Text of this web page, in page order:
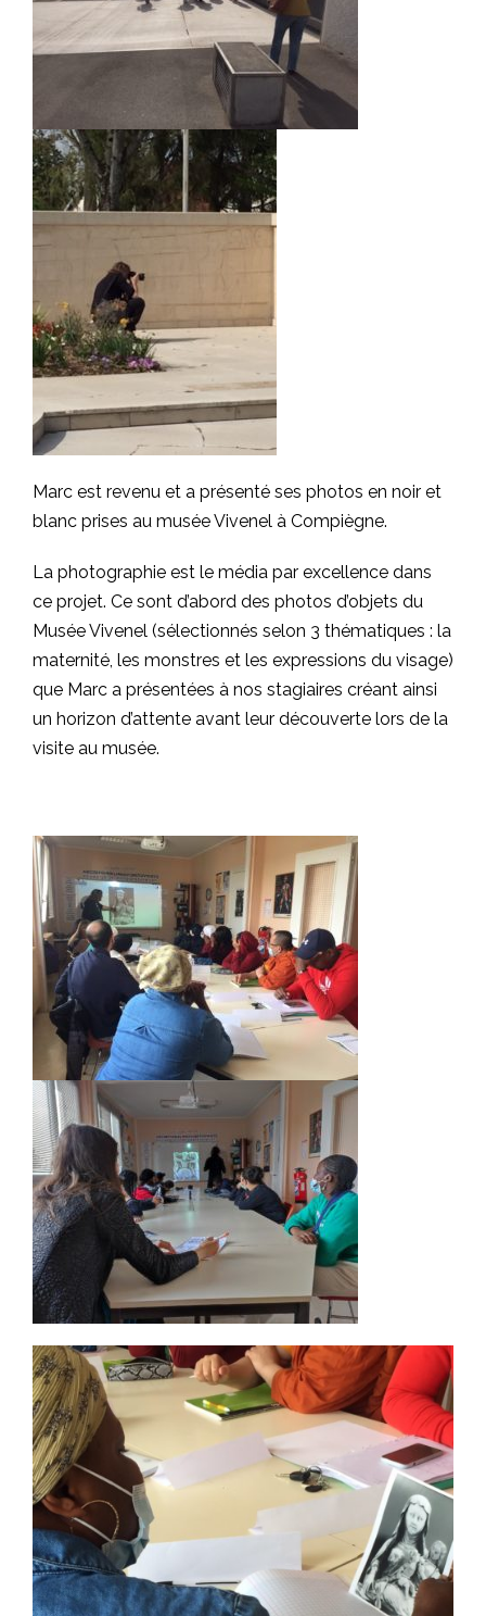
Marc est revenu et a présenté ses photos en noir et
blanc prises au musée Vivenel à Compiègne.
La photographie est le média par excellence dans
ce projet. Ce sont d’abord des photos d’objets du
Musée Vivenel (sélectionnés selon 3 thématiques : la
maternité, les monstres et les expressions du visage)
que Marc a présentées à nos stagiaires créant ainsi
un horizon d’attente avant leur découverte lors de la
visite au musée.